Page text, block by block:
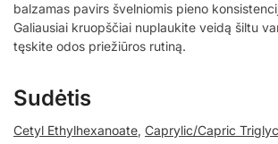
balzamas pavirs švelniomis pieno
Galiausiai kruopščiai nuplaukite veidą šiltu
tęskite odos priežiūros rutiną.
Sudėtis
Cetyl Ethylhexanoate, Caprylic/Capric